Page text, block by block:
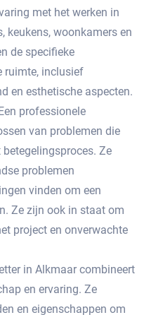
met het werken in
keukens, woonkamers en
de specifieke
ruimte, inclusief
en esthetische aspecten.​
professionele
van problemen die
Ze
problemen
vinden om een
Ze zijn ook in staat om
project en onverwachte
in Alkmaar combineert
en ervaring.​ Ze
en eigenschappen om